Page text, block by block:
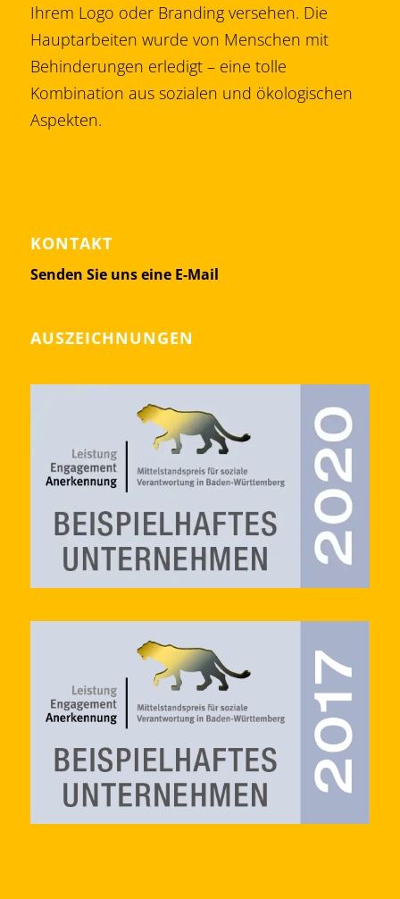
Ihrem Logo oder Branding versehen. Die
Hauptarbeiten wurde von Menschen mit
Behinderungen erledigt – eine tolle
Kombination aus sozialen und ökologischen
Aspekten.
KONTAKT
Senden Sie uns eine E-Mail
AUSZEICHNUNGEN